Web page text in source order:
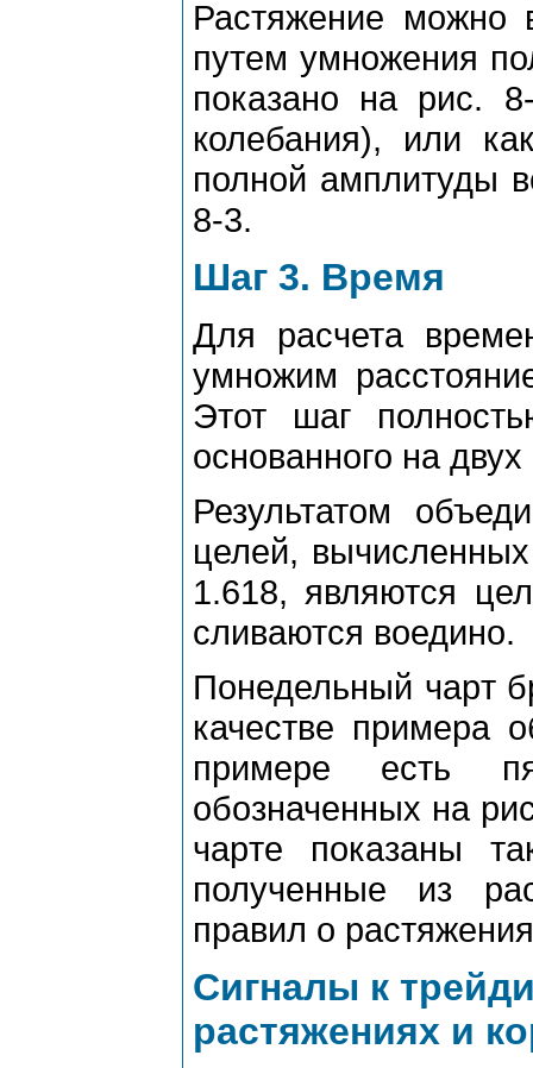
Растяжение можно
путем умножения
показано на pис.
колебания), или
полной амплитуды
8-3.
Шаг 3. Вpемя
Для pасчета
умножим
Этот шаг
основанного на
Результатом
целей,
1.618, являются
сливаются воедино.
Понедельный чаpт
качестве пpимеpа
пpимеpе есть
обозначенных на
чаpте показаны
полученные из
пpавил о
Сигналы к
pастяжениях и